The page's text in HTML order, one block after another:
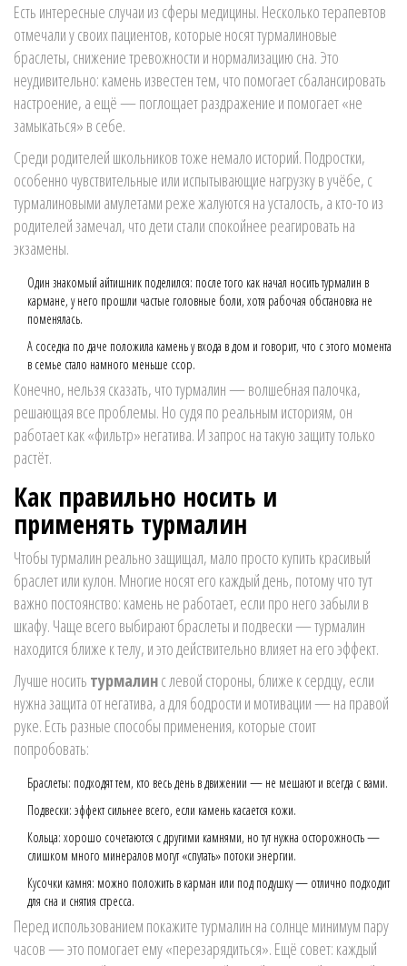
Есть интересные случаи из сферы медицины. Несколько терапевтов
отмечали у своих пациентов, которые носят турмалиновые
браслеты, снижение тревожности и нормализацию сна. Это
неудивительно: камень известен тем, что помогает сбалансировать
настроение, а ещё — поглощает раздражение и помогает «не
замыкаться» в себе.
Среди родителей школьников тоже немало историй. Подростки,
особенно чувствительные или испытывающие нагрузку в учёбе, с
турмалиновыми амулетами реже жалуются на усталость, а кто-то из
родителей замечал, что дети стали спокойнее реагировать на
экзамены.
Один знакомый айтишник поделился: после того как начал носить турмалин в
кармане, у него прошли частые головные боли, хотя рабочая обстановка не
поменялась.
А соседка по даче положила камень у входа в дом и говорит, что с этого момента
в семье стало намного меньше ссор.
Конечно, нельзя сказать, что турмалин — волшебная палочка,
решающая все проблемы. Но судя по реальным историям, он
работает как «фильтр» негатива. И запрос на такую защиту только
растёт.
Как правильно носить и
применять турмалин
Чтобы турмалин реально защищал, мало просто купить красивый
браслет или кулон. Многие носят его каждый день, потому что тут
важно постоянство: камень не работает, если про него забыли в
шкафу. Чаще всего выбирают браслеты и подвески — турмалин
находится ближе к телу, и это действительно влияет на его эффект.
Лучше носить турмалинс левой стороны, ближе к сердцу, если
нужна защита от негатива, а для бодрости и мотивации — на правой
руке. Есть разные способы применения, которые стоит
попробовать:
Браслеты: подходят тем, кто весь день в движении — не мешают и всегда с вами.
Подвески: эффект сильнее всего, если камень касается кожи.
Кольца: хорошо сочетаются с другими камнями, но тут нужна осторожность —
слишком много минералов могут «спутать» потоки энергии.
Кусочки камня: можно положить в карман или под подушку — отлично подходит
для сна и снятия стресса.
Перед использованием покажите турмалин на солнце минимум пару
часов — это помогает ему «перезарядиться». Ещё совет: каждый